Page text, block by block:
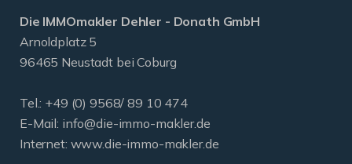
Die IMMOmakler Dehler - Donath GmbH
Arnoldplatz 5
96465 Neustadt bei Coburg
Tel.: +49 (0) 9568/ 89 10 474
E-Mail: info@die-immo-makler.de
Internet: www.die-immo-makler.de